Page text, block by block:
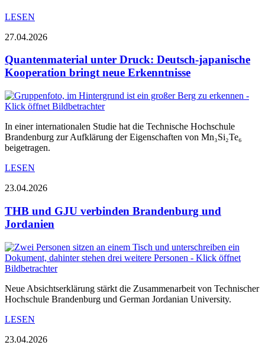
LESEN
27.04.2026
Quantenmaterial unter Druck: Deutsch-japanische
Kooperation bringt neue Erkenntnisse
In einer internationalen Studie hat die Technische Hochschule
Brandenburg zur Aufklärung der Eigenschaften von Mn₃Si₂Te₆
beigetragen.
LESEN
23.04.2026
THB und GJU verbinden Brandenburg und
Jordanien
Neue Absichtserklärung stärkt die Zusammenarbeit von Technischer
Hochschule Brandenburg und German Jordanian University.
LESEN
23.04.2026